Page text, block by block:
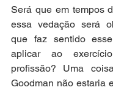
Será que em tempos
essa vedação será
que faz sentido
aplicar ao
profissão? Uma
Goodman não estaria